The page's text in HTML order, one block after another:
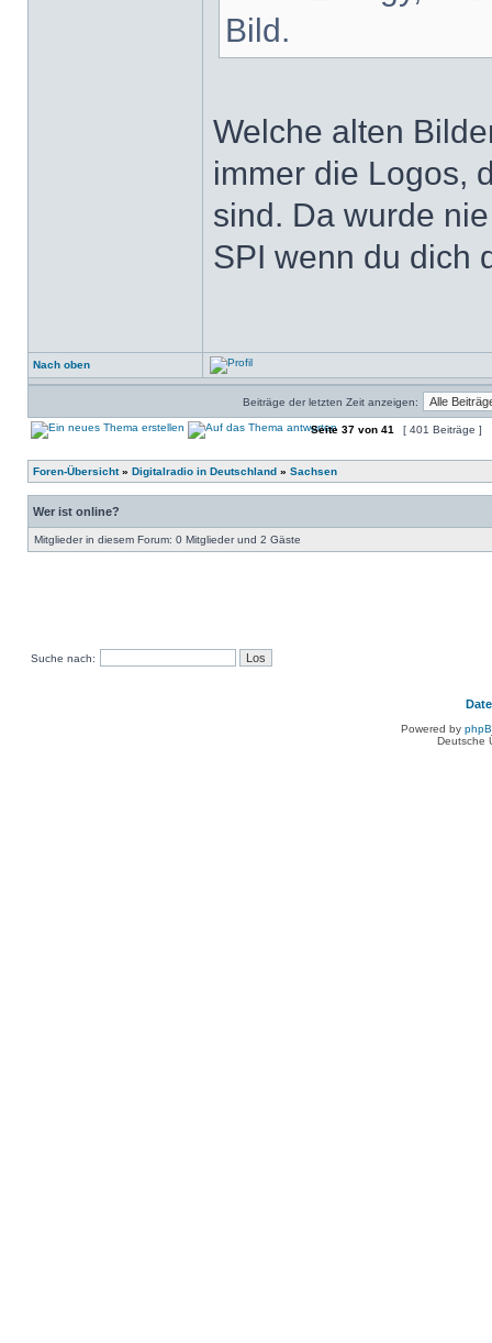
Bild.
Welche alten
immer die Logos,
sind. Da wurde
SPI wenn du dich
Nach oben
Beiträge der letzten Zeit anzeigen:
Seite 37 von 41 [ 401 Beiträge ]
Foren-Übersicht» Digitalradio in Deutschland » Sachsen
Wer ist online?
Mitglieder in diesem Forum: 0 Mitglieder und 2 Gäste
Suche nach:
Powered by
Deutsche